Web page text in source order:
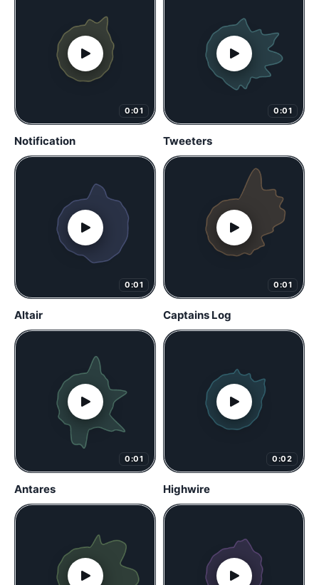
0:01
Notification
0:01
Tweeters
0:01
Altair
0:01
Captains Log
0:01
Antares
0:02
Highwire